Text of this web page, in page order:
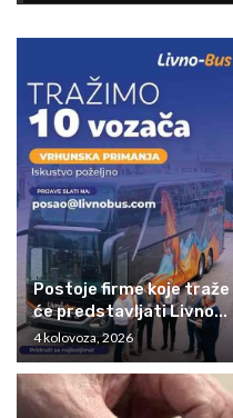
Postoje firme koje
će predstavljati Livno...
4 kolovoza, 2026